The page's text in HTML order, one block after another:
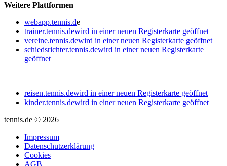
Weitere Plattformen
webapp.tennis.de
trainer.tennis.dewird in einer neuen Registerkarte geöffnet
vereine.tennis.dewird in einer neuen Registerkarte geöffnet
schiedsrichter.tennis.dewird in einer neuen Registerkarte
geöffnet
reisen.tennis.dewird in einer neuen Registerkarte geöffnet
kinder.tennis.dewird in einer neuen Registerkarte geöffnet
tennis.de © 2026
Impressum
Datenschutzerklärung
Cookies